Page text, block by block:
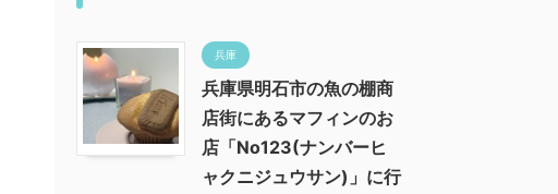
兵庫
兵庫県明石市の魚の棚商
店街にあるマフィンのお
店「No123(ナンバーヒ
ャクニジュウサン)」に行